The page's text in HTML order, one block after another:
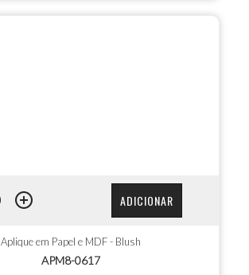
ADICIONAR
Aplique em Papel e MDF - Blush
APM8-0617